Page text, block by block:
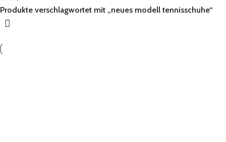
Produkte verschlagwortet mit „neues modell tennisschuhe“